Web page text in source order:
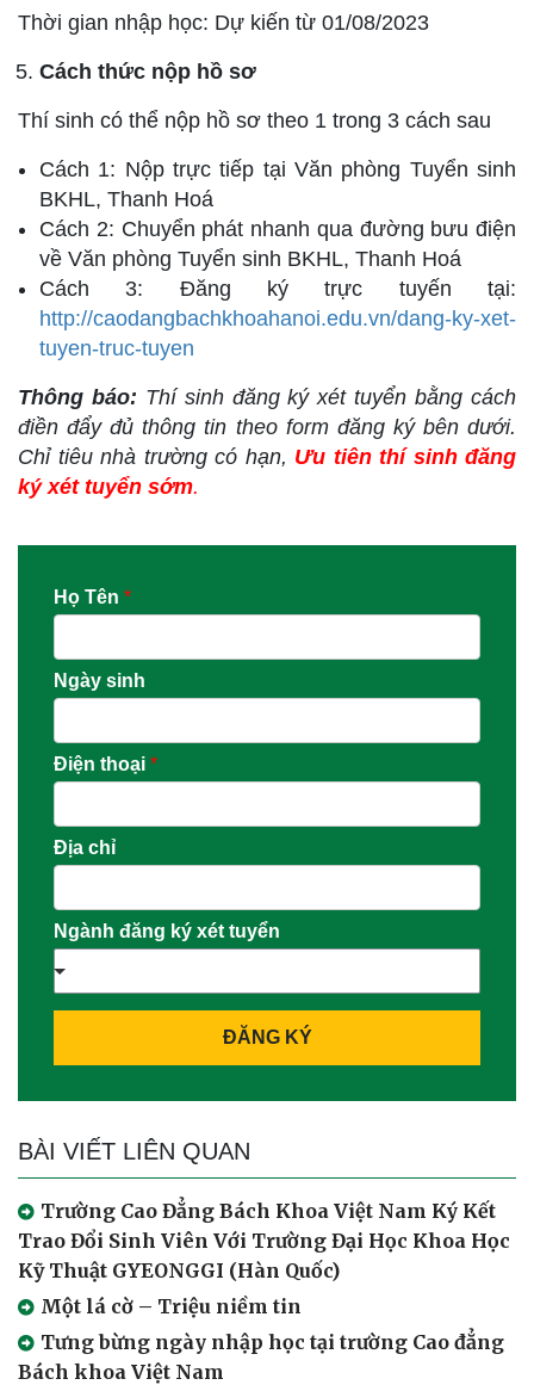
Thời gian nhập học: Dự kiến từ 01/08/2023
Cách thức nộp hồ sơ
Thí sinh có thể nộp hồ sơ theo 1 trong 3 cách sau
Cách 1: Nộp trực tiếp tại Văn phòng Tuyển sinh
BKHL, Thanh Hoá
Cách 2: Chuyển phát nhanh qua đường bưu điện
về Văn phòng Tuyển sinh BKHL, Thanh Hoá
Cách 3: Đăng ký trực tuyến tại:
http://caodangbachkhoahanoi.edu.vn/dang-ky-xet-
tuyen-truc-tuyen
Thông báo: Thí sinh đăng ký xét tuyển bằng cách
điền đẩy đủ thông tin theo form đăng ký bên dưới.
Chỉ tiêu nhà trường có hạn, Ưu tiên thí sinh đăng
ký xét tuyển sớm.
Họ Tên *
Ngày sinh
Điện thoại *
Địa chỉ
Ngành đăng ký xét tuyển
ĐĂNG KÝ
BÀI VIẾT LIÊN QUAN
Trường Cao Đẳng Bách Khoa Việt Nam Ký Kết
Trao Đổi Sinh Viên Với Trường Đại Học Khoa Học
Kỹ Thuật GYEONGGI (Hàn Quốc)
Một lá cờ – Triệu niềm tin
Tưng bừng ngày nhập học tại trường Cao đẳng
Bách khoa Việt Nam